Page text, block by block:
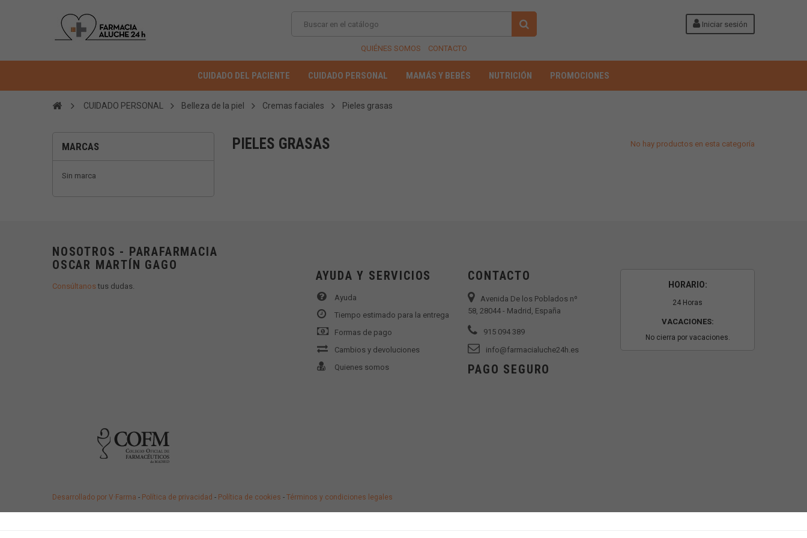
Iniciar sesión
QUIÉNES SOMOS CONTACTO
CUIDADO DEL PACIENTE CUIDADO PERSONAL MAMÁS Y BEBÉS NUTRICIÓN PROMOCIONES
CUIDADO PERSONAL Belleza de la piel Cremas faciales Pieles grasas
MARCAS
Sin marca
PIELES GRASAS No hay productos en esta categoría
NOSOTROS - PARAFARMACIA
OSCAR MARTÍN GAGO
Consúltanostus dudas.
AYUDA Y SERVICIOS
Ayuda
Tiempo estimado para la entrega
Formas de pago
Cambios y devoluciones
Quienes somos
CONTACTO
Avenida De los Poblados nº
58, 28044 - Madrid, España
915 094 389
info@farmacialuche24h.es
HORARIO:
24 Horas
VACACIONES:
No cierra por vacaciones.
PAGO SEGURO
Desarrollado por V·Farma - Política de privacidad - Política de cookies - Términos y condiciones legales